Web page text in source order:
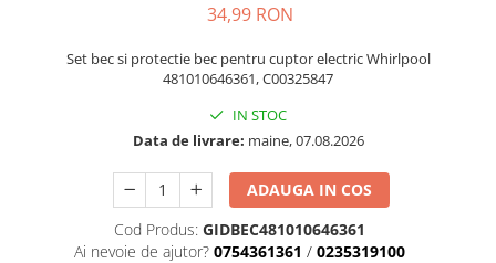
34,99 RON
Set bec si protectie bec pentru cuptor electric Whirlpool
481010646361, C00325847
IN STOC
Data de livrare: maine, 07.08.2026
ADAUGA IN COS
Cod Produs: GIDBEC481010646361
Ai nevoie de ajutor? 0754361361 / 0235319100